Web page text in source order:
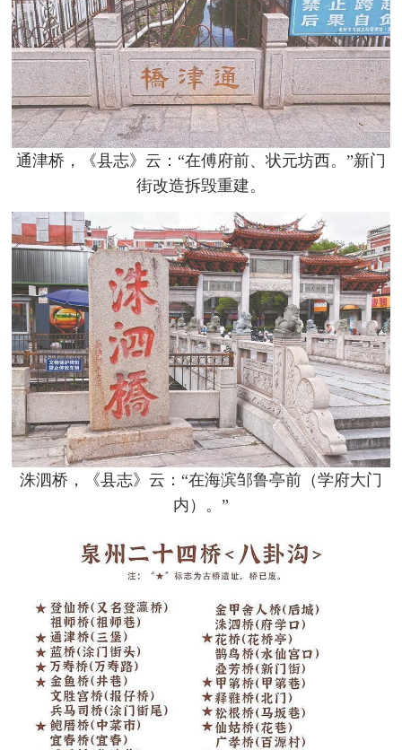
通津桥，《县志》云：“在傅府前、状元坊西。”新门
街改造拆毁重建。
洙泗桥，《县志》云：“在海滨邹鲁亭前（学府大门
内）。”